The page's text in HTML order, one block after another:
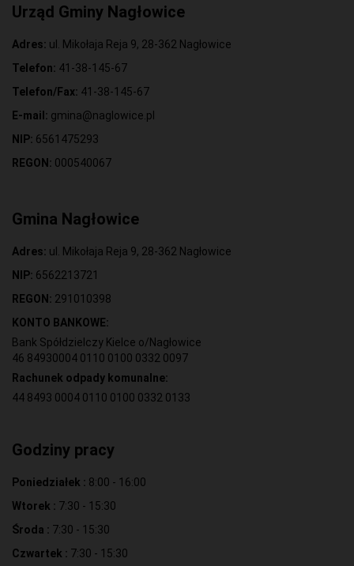
Urząd Gminy Nagłowice
Adres: ul. Mikołaja Reja 9, 28-362 Nagłowice
Telefon: 41-38-145-67
Telefon/Fax: 41-38-145-67
E-mail: gmina@naglowice.pl
NIP: 6561475293
REGON: 000540067
Gmina Nagłowice
Adres: ul. Mikołaja Reja 9, 28-362 Nagłowice
NIP: 6562213721
REGON: 291010398
KONTO BANKOWE:
Bank Spółdzielczy Kielce o/Nagłowice
46 84930004 0110 0100 0332 0097
Rachunek odpady komunalne:
44 8493 0004 0110 0100 0332 0133
Godziny pracy
Poniedziałek : 8:00 - 16:00
Wtorek : 7:30 - 15:30
Środa : 7:30 - 15:30
Czwartek : 7:30 - 15:30